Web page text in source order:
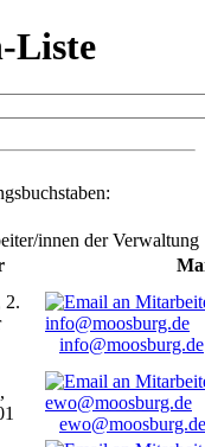
Liste
innen der Verwaltung
2.
info@moosburg.de
ewo@moosburg.de